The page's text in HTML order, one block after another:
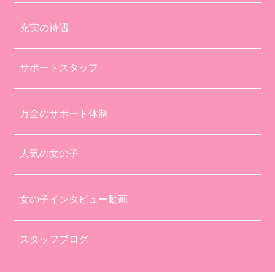
充実の待遇
サポートスタッフ
万全のサポート体制
人気の女の子
女の子インタビュー動画
スタッフブログ